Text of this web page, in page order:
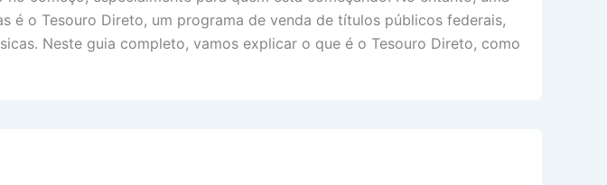
é o Tesouro Direto, um programa de venda de títulos públicos federais,
Neste guia completo, vamos explicar o que é o Tesouro Direto, como